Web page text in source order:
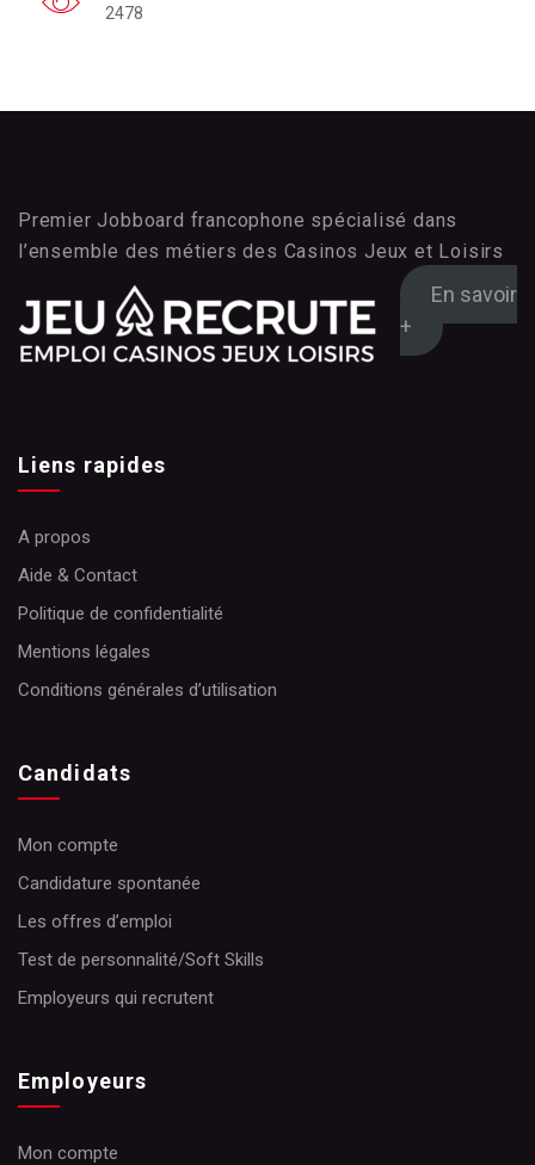
2478
Premier Jobboard francophone spécialisé dans
l’ensemble des métiers des Casinos Jeux et Loisirs
En savoir
+
Liens rapides
A propos
Aide & Contact
Politique de confidentialité
Mentions légales
Conditions générales d’utilisation
Candidats
Mon compte
Candidature spontanée
Les offres d’emploi
Test de personnalité/Soft Skills
Employeurs qui recrutent
Employeurs
Mon compte